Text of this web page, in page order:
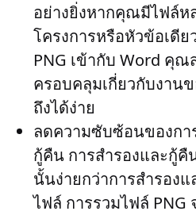
อย่างยิ่งหากคุณมีไฟล์ห
โครงการหรือหัวข้อเดี
PNG เข้ากับ Word คุ
ครอบคลุมเกี่ยวกับงาน
ถึงได้ง่าย
ลดความซับซ้อนของกา
กู้คืน การสำรองและกู้
นั้นง่ายกว่าการสำรอง
ไฟล์ การรวมไฟล์ PNG